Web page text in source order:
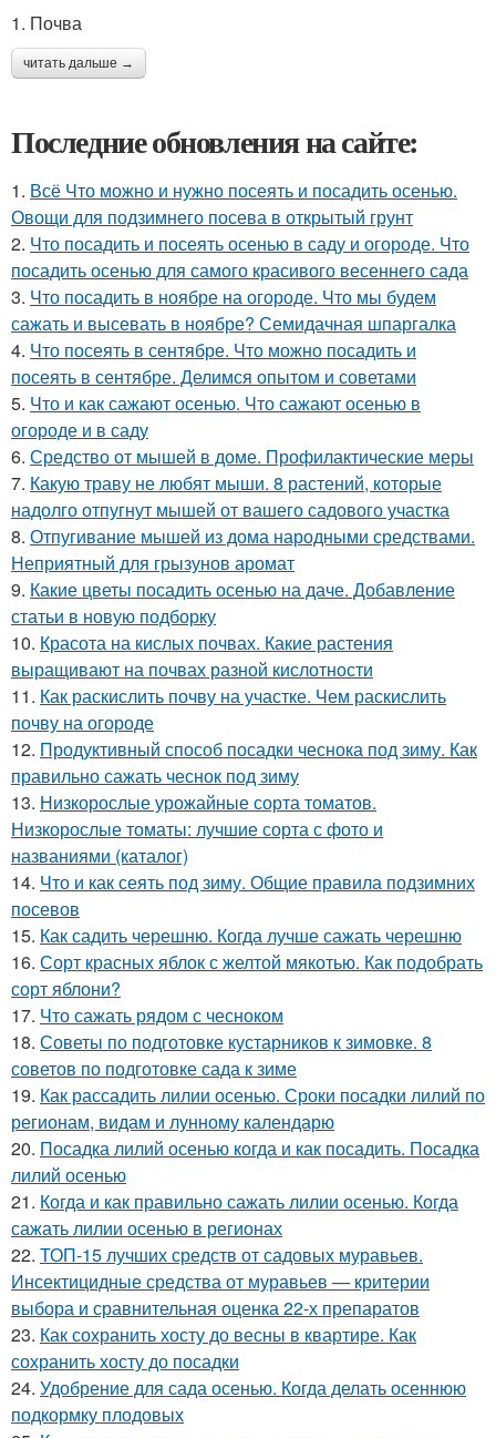
1. Почва
читать дальше →
Последние обновления на сайте:
1. Всё Что можно и нужно посеять и посадить осенью.
Овощи для подзимнего посева в открытый грунт
2. Что посадить и посеять осенью в саду и огороде. Что
посадить осенью для самого красивого весеннего сада
3. Что посадить в ноябре на огороде. Что мы будем
сажать и высевать в ноябре? Семидачная шпаргалка
4. Что посеять в сентябре. Что можно посадить и
посеять в сентябре. Делимся опытом и советами
5. Что и как сажают осенью. Что сажают осенью в
огороде и в саду
6. Средство от мышей в доме. Профилактические меры
7. Какую траву не любят мыши. 8 растений, которые
надолго отпугнут мышей от вашего садового участка
8. Отпугивание мышей из дома народными средствами.
Неприятный для грызунов аромат
9. Какие цветы посадить осенью на даче. Добавление
статьи в новую подборку
10. Красота на кислых почвах. Какие растения
выращивают на почвах разной кислотности
11. Как раскислить почву на участке. Чем раскислить
почву на огороде
12. Продуктивный способ посадки чеснока под зиму. Как
правильно сажать чеснок под зиму
13. Низкорослые урожайные сорта томатов.
Низкорослые томаты: лучшие сорта с фото и
названиями (каталог)
14. Что и как сеять под зиму. Общие правила подзимних
посевов
15. Как садить черешню. Когда лучше сажать черешню
16. Сорт красных яблок с желтой мякотью. Как подобрать
сорт яблони?
17. Что сажать рядом с чесноком
18. Советы по подготовке кустарников к зимовке. 8
советов по подготовке сада к зиме
19. Как рассадить лилии осенью. Сроки посадки лилий по
регионам, видам и лунному календарю
20. Посадка лилий осенью когда и как посадить. Посадка
лилий осенью
21. Когда и как правильно сажать лилии осенью. Когда
сажать лилии осенью в регионах
22. ТОП-15 лучших средств от садовых муравьев.
Инсектицидные средства от муравьев — критерии
выбора и сравнительная оценка 22-х препаратов
23. Как сохранить хосту до весны в квартире. Как
сохранить хосту до посадки
24. Удобрение для сада осенью. Когда делать осеннюю
подкормку плодовых